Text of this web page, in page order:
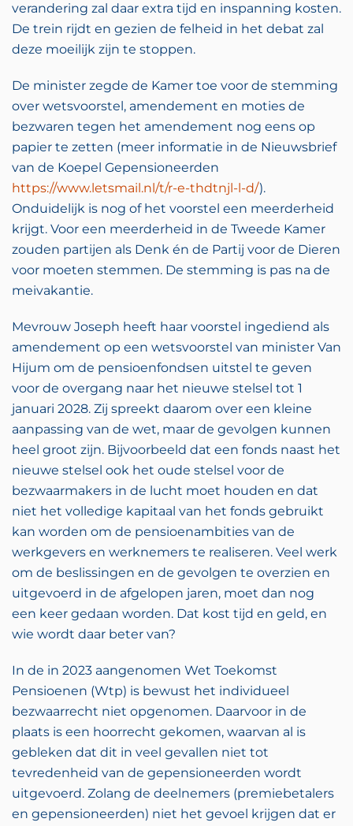
verandering zal daar extra tijd en inspanning kosten.
De trein rijdt en gezien de felheid in het debat zal
deze moeilijk zijn te stoppen.
De minister zegde de Kamer toe voor de stemming
over wetsvoorstel, amendement en moties de
bezwaren tegen het amendement nog eens op
papier te zetten (meer informatie in de Nieuwsbrief
van de Koepel Gepensioneerden
https://www.letsmail.nl/t/r-e-thdtnjl-l-d/).
Onduidelijk is nog of het voorstel een meerderheid
krijgt. Voor een meerderheid in de Tweede Kamer
zouden partijen als Denk én de Partij voor de Dieren
voor moeten stemmen. De stemming is pas na de
meivakantie.
Mevrouw Joseph heeft haar voorstel ingediend als
amendement op een wetsvoorstel van minister Van
Hijum om de pensioenfondsen uitstel te geven
voor de overgang naar het nieuwe stelsel tot 1
januari 2028. Zij spreekt daarom over een kleine
aanpassing van de wet, maar de gevolgen kunnen
heel groot zijn. Bijvoorbeeld dat een fonds naast het
nieuwe stelsel ook het oude stelsel voor de
bezwaarmakers in de lucht moet houden en dat
niet het volledige kapitaal van het fonds gebruikt
kan worden om de pensioenambities van de
werkgevers en werknemers te realiseren. Veel werk
om de beslissingen en de gevolgen te overzien en
uitgevoerd in de afgelopen jaren, moet dan nog
een keer gedaan worden. Dat kost tijd en geld, en
wie wordt daar beter van?
In de in 2023 aangenomen Wet Toekomst
Pensioenen (Wtp) is bewust het individueel
bezwaarrecht niet opgenomen. Daarvoor in de
plaats is een hoorrecht gekomen, waarvan al is
gebleken dat dit in veel gevallen niet tot
tevredenheid van de gepensioneerden wordt
uitgevoerd. Zolang de deelnemers (premiebetalers
en gepensioneerden) niet het gevoel krijgen dat er